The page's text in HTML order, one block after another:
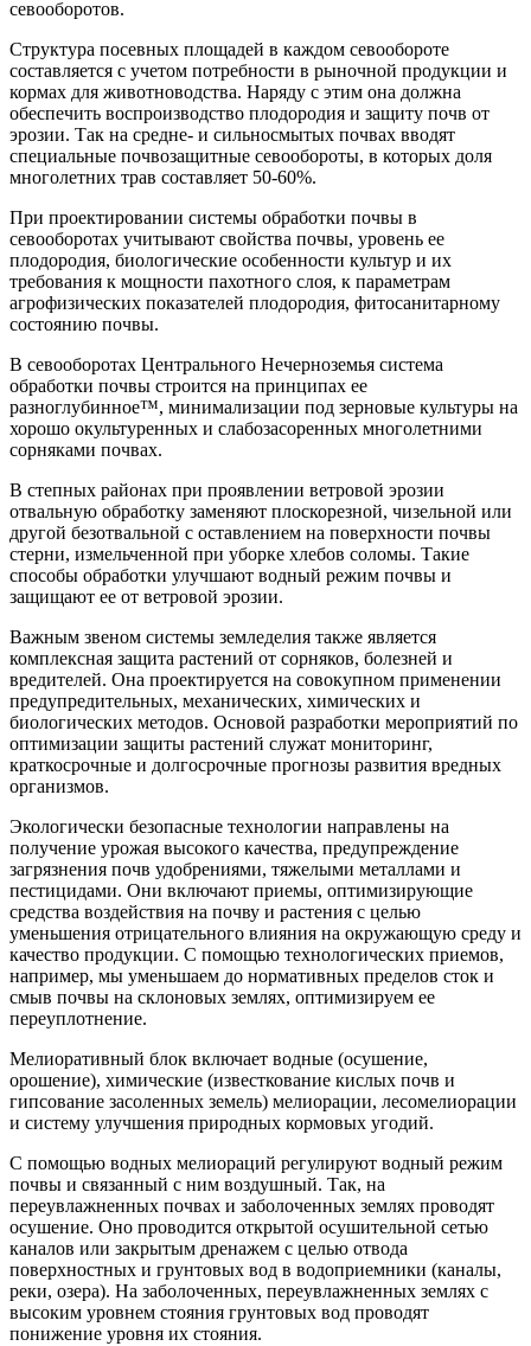
севооборотов.
Структура посевных площадей в каждом севообороте
составляется с учетом потребности в рыночной продукции и
кормах для животноводства. Наряду с этим она должна
обеспечить воспроизводство плодородия и защиту почв от
эрозии. Так на средне- и сильносмытых почвах вводят
специальные почвозащитные севообороты, в которых доля
многолетних трав составляет 50-60%.
При проектировании системы обработки почвы в
севооборотах учитывают свойства почвы, уровень ее
плодородия, биологические особенности культур и их
требования к мощности пахотного слоя, к параметрам
агрофизических показателей плодородия, фитосанитарному
состоянию почвы.
В севооборотах Центрального Нечерноземья система
обработки почвы строится на принципах ее
разноглубинное™, минимализации под зерновые культуры на
хорошо окультуренных и слабозасоренных многолетними
сорняками почвах.
В степных районах при проявлении ветровой эрозии
отвальную обработку заменяют плоскорезной, чизельной или
другой безотвальной с оставлением на поверхности почвы
стерни, измельченной при уборке хлебов соломы. Такие
способы обработки улучшают водный режим почвы и
защищают ее от ветровой эрозии.
Важным звеном системы земледелия также является
комплексная защита растений от сорняков, болезней и
вредителей. Она проектируется на совокупном применении
предупредительных, механических, химических и
биологических методов. Основой разработки мероприятий по
оптимизации защиты растений служат мониторинг,
краткосрочные и долгосрочные прогнозы развития вредных
организмов.
Экологически безопасные технологии направлены на
получение урожая высокого качества, предупреждение
загрязнения почв удобрениями, тяжелыми металлами и
пестицидами. Они включают приемы, оптимизирующие
средства воздействия на почву и растения с целью
уменьшения отрицательного влияния на окружающую среду и
качество продукции. С помощью технологических приемов,
например, мы уменьшаем до нормативных пределов сток и
смыв почвы на склоновых землях, оптимизируем ее
переуплотнение.
Мелиоративный блок включает водные (осушение,
орошение), химические (известкование кислых почв и
гипсование засоленных земель) мелиорации, лесомелиорации
и систему улучшения природных кормовых угодий.
С помощью водных мелиораций регулируют водный режим
почвы и связанный с ним воздушный. Так, на
переувлажненных почвах и заболоченных землях проводят
осушение. Оно проводится открытой осушительной сетью
каналов или закрытым дренажем с целью отвода
поверхностных и грунтовых вод в водоприемники (каналы,
реки, озера). На заболоченных, переувлажненных землях с
высоким уровнем стояния грунтовых вод проводят
понижение уровня их стояния.